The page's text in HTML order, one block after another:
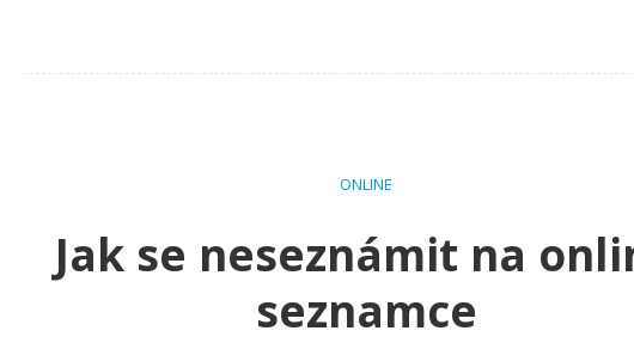
ONLINE
Jak se neseznámit na
seznamce